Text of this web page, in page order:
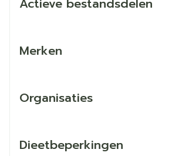
Actieve bestandsdelen
Merken
Organisaties
Dieetbeperkingen